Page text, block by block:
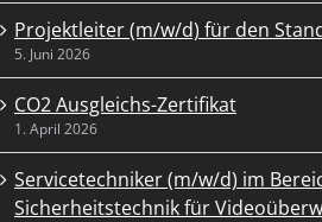
Projektleiter (m/w/d) für den
5. Juni 2026
CO2 Ausgleichs-Zertifikat
1. April 2026
Servicetechniker (m/w/d) im
Sicherheitstechnik für